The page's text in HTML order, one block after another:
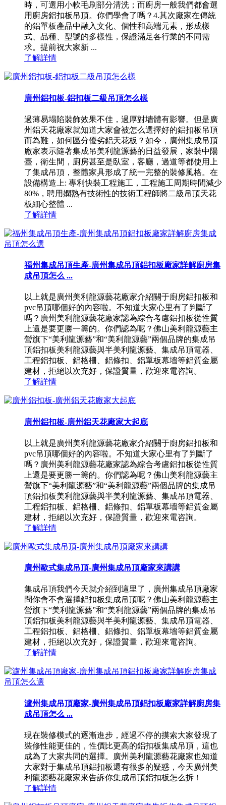
時，可選用小軟毛刷部分清洗；而廚房一般我們都會選
用廚房鋁扣板吊頂。你們學會了嗎？4.其次廠家在傳統
的鋁單板產品中融入文化、個性和高端元素，形成樣
式、品種、型號的多樣性，保證滿足各行業的不同需
求。提前祝大家新 ...
了解詳情
廣州鋁扣板-鋁扣板二級吊頂怎么樣
過薄易塌陷裝飾效果不佳，過厚對墻體有影響。但是廣
州鋁天花廠家就知道大家會被怎么選擇好的鋁扣板吊頂
而為難，如何區分優劣鋁天花板？如今，廣州集成吊頂
廠家表示隨著集成吊美利龍源藝的日益發展，家裝中陽
臺，衛生間，廚房甚至是臥室，客廳，過道等都使用上
了集成吊頂，整體家具形成了統一完整的裝修風格。在
設備構造上: 專利快裝工程施工，工程施工周期時間減少
80%，聘用嫻熟有技術性的技術工程師將二級吊頂天花
板細心整體 ...
了解詳情
福州集成吊頂生產-廣州集成吊頂鋁扣板廠家詳解廚房集
成吊頂怎么 ...
以上就是廣州美利龍源藝花廠家介紹關于廚房鋁扣板和
pvc吊頂哪個好的內容啦。不知道大家心里有了判斷了
嗎？廣州美利龍源藝花廠家認為綜合考慮鋁扣板從性質
上還是要更勝一籌的。你們認為呢？佛山美利龍源藝主
營旗下“美利龍源藝”和“美利龍源藝”兩個品牌的集成吊
頂鋁扣板美利龍源藝與半美利龍源藝、集成吊頂電器、
工程鋁扣板、鋁格柵、鋁條扣、鋁單板幕墻等鋁質金屬
建材，拒絕以次充好，保證質量，歡迎來電咨詢。
了解詳情
廣州鋁扣板-廣州鋁天花廠家大起底
以上就是廣州美利龍源藝花廠家介紹關于廚房鋁扣板和
pvc吊頂哪個好的內容啦。不知道大家心里有了判斷了
嗎？廣州美利龍源藝花廠家認為綜合考慮鋁扣板從性質
上還是要更勝一籌的。你們認為呢？佛山美利龍源藝主
營旗下“美利龍源藝”和“美利龍源藝”兩個品牌的集成吊
頂鋁扣板美利龍源藝與半美利龍源藝、集成吊頂電器、
工程鋁扣板、鋁格柵、鋁條扣、鋁單板幕墻等鋁質金屬
建材，拒絕以次充好，保證質量，歡迎來電咨詢。
了解詳情
廣州歐式集成吊頂-廣州集成吊頂廠家來講講
集成吊頂我們今天就介紹到這里了，廣州集成吊頂廠家
問你會不會選擇鋁扣板集成吊頂呢？佛山美利龍源藝主
營旗下“美利龍源藝”和“美利龍源藝”兩個品牌的集成吊
頂鋁扣板美利龍源藝與半美利龍源藝、集成吊頂電器、
工程鋁扣板、鋁格柵、鋁條扣、鋁單板幕墻等鋁質金屬
建材，拒絕以次充好，保證質量，歡迎來電咨詢。
了解詳情
瀘州集成吊頂廠家-廣州集成吊頂鋁扣板廠家詳解廚房集
成吊頂怎么 ...
現在裝修模式的逐漸進步，經過不停的摸索大家發現了
裝修性能更佳的，性價比更高的鋁扣板集成吊頂，這也
成為了大家共同的選擇。廣州美利龍源藝花廠家也知道
大家對于集成吊頂鋁扣板還有很多的疑惑，今天廣州美
利龍源藝花廠家來告訴你集成吊頂鋁扣板怎么拆！
了解詳情